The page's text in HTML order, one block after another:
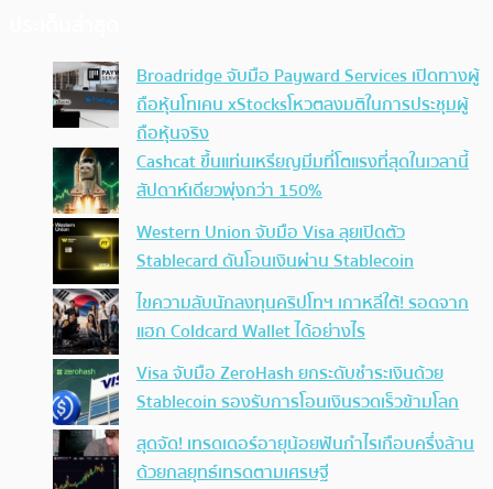
Broadridge จับมือ Payward Services เปิดทางผู้
ถือหุ้นโทเคน xStocksโหวตลงมติในการประชุมผู้
ถือหุ้นจริง
Cashcat ขึ้นแท่นเหรียญมีมที่โตแรงที่สุดในเวลานี้
สัปดาห์เดียวพุ่งกว่า 150%
Western Union จับมือ Visa ลุยเปิดตัว
Stablecard ดันโอนเงินผ่าน Stablecoin
ไขความลับนักลงทุนคริปโทฯ เกาหลีใต้! รอดจาก
แฮก Coldcard Wallet ได้อย่างไร
Visa จับมือ ZeroHash ยกระดับชำระเงินด้วย
Stablecoin รองรับการโอนเงินรวดเร็วข้ามโลก
สุดจัด! เทรดเดอร์อายุน้อยฟันกำไรเกือบครึ่งล้าน
ด้วยกลยุทธ์เทรดตามเศรษฐี